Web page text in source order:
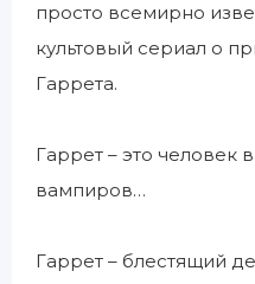
просто всемирно
культовый сериал о
Гаррета.
Гаррет – это человек
вампиров…
Гаррет – блестящий